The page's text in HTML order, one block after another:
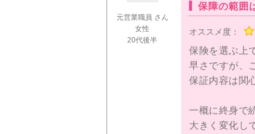
元営業職員 さん
女性
20代後半
保障の範囲
オススメ度：
保険を選ぶ上
早さですが、
保証内容は関
一概に終身で
大きく変化し